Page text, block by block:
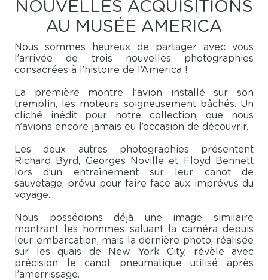
NOUVELLES ACQUISITIONS
AU MUSÉE AMERICA
Nous sommes heureux de partager avec vous
l’arrivée de trois nouvelles photographies
consacrées à l’histoire de l’America !
La première montre l’avion installé sur son
tremplin, les moteurs soigneusement bâchés. Un
cliché inédit pour notre collection, que nous
n’avions encore jamais eu l’occasion de découvrir.
Les deux autres photographies présentent
Richard Byrd, Georges Noville et Floyd Bennett
lors d’un entraînement sur leur canot de
sauvetage, prévu pour faire face aux imprévus du
voyage.
Nous possédions déjà une image similaire
montrant les hommes saluant la caméra depuis
leur embarcation, mais la dernière photo, réalisée
sur les quais de New York City, révèle avec
précision le canot pneumatique utilisé après
l’amerrissage.